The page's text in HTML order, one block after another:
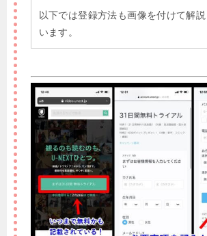
以下では登録方法も画像を付けて解説
います。